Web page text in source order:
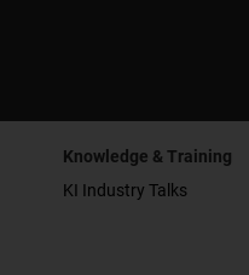
Knowledge & Training
KI Industry Talks